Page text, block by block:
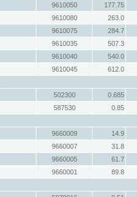
9610050
177.75
9610080
263.0
9610075
284.7
9610035
507.3
9610040
540.0
9610045
612.0
502300
0.685
587530
0.85
9660009
14.9
9660007
31.8
9660005
61.7
9660001
89.8